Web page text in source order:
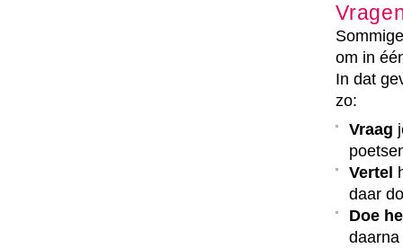
om in
In dat
zo:
Vraag
Vertel
daar
Doe